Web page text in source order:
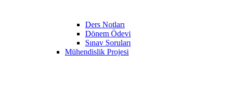
Ders Notları
Dönem Ödevi
Sınav Soruları
Mühendislik Projesi